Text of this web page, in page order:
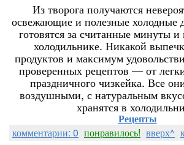
Из творога получаются
освежающие и полезные холодные
готовятся за считанные минуты и
холодильнике. Никакой
продуктов и максимум
проверенных рецептов — от
праздничного чизкейка. Все
воздушными, с натуральным
хранятся в
Рецепты
комментарии: 0 понравилось! вверх^